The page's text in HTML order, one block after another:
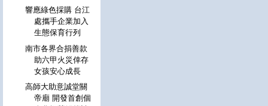
響應綠色採購 台江
處攜手企業加入
生態保育行列
南市各界合捐善款
助六甲火災倖存
女孩安心成長
高師大助意誠堂關
帝廟 開發首創個